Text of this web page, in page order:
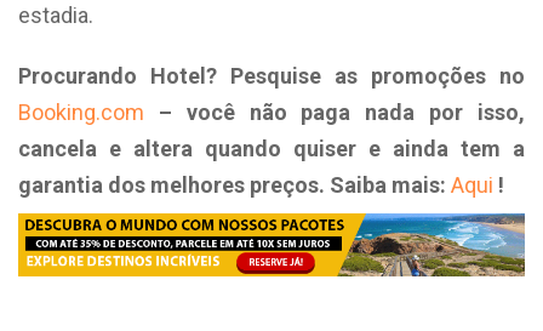
estadia.
Procurando Hotel? Pesquise as promoções no
Booking.com – você não paga nada por isso,
cancela e altera quando quiser e ainda tem a
garantia dos melhores preços. Saiba mais: Aqui !